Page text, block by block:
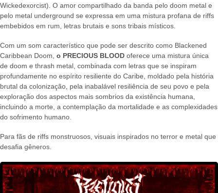
Wickedexorcist). O amor compartilhado da banda pelo doom metal e
pelo metal underground se expressa em uma mistura profana de riffs
embebidos em rum, letras brutais e sons tribais místicos.
Com um som característico que pode ser descrito como Blackened
Caribbean Doom, o PRECIOUS BLOOD oferece uma mistura única
de doom e thrash metal, combinada com letras que se inspiram
profundamente no espírito resiliente do Caribe, moldado pela história
brutal da colonização, pela inabalável resiliência de seu povo e pela
exploração dos aspectos mais sombrios da existência humana,
incluindo a morte, a contemplação da mortalidade e as complexidades
do sofrimento humano.
Para fãs de riffs monstruosos, visuais inspirados no terror e metal que
desafia gêneros.